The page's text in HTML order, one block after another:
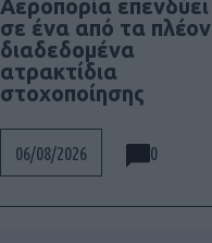
Αεροπορία επενδύει
σε ένα από τα πλέον
διαδεδομένα
ατρακτίδια
στοχοποίησης
06/08/2026 0